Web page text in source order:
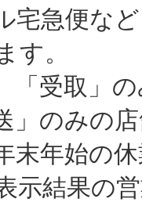
便など
す。
取」の
みの店
年始の
示結果の